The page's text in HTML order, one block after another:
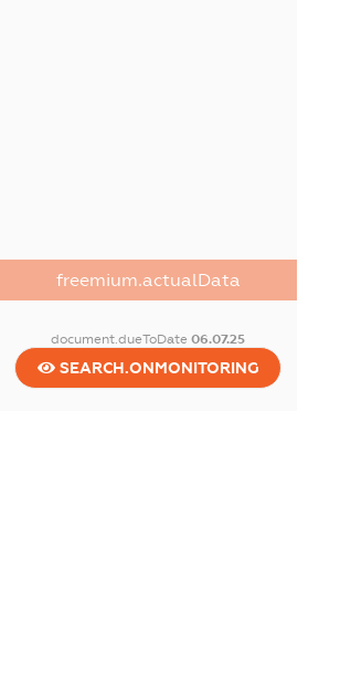
freemium.actualData
document.dueToDate06.07.25
SEARCH.ONMONITORING